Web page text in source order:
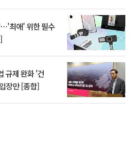
최애' 위한 필수
규제 완화 '건
장만 [종합]